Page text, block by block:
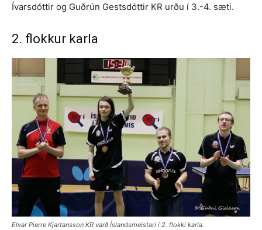
Ívarsdóttir og Guðrún Gestsdóttir KR urðu í 3.-4. sæti.
2. flokkur karla
Elvar Pierre Kjartansson KR varð Íslandsmeistari í 2. flokki karla.